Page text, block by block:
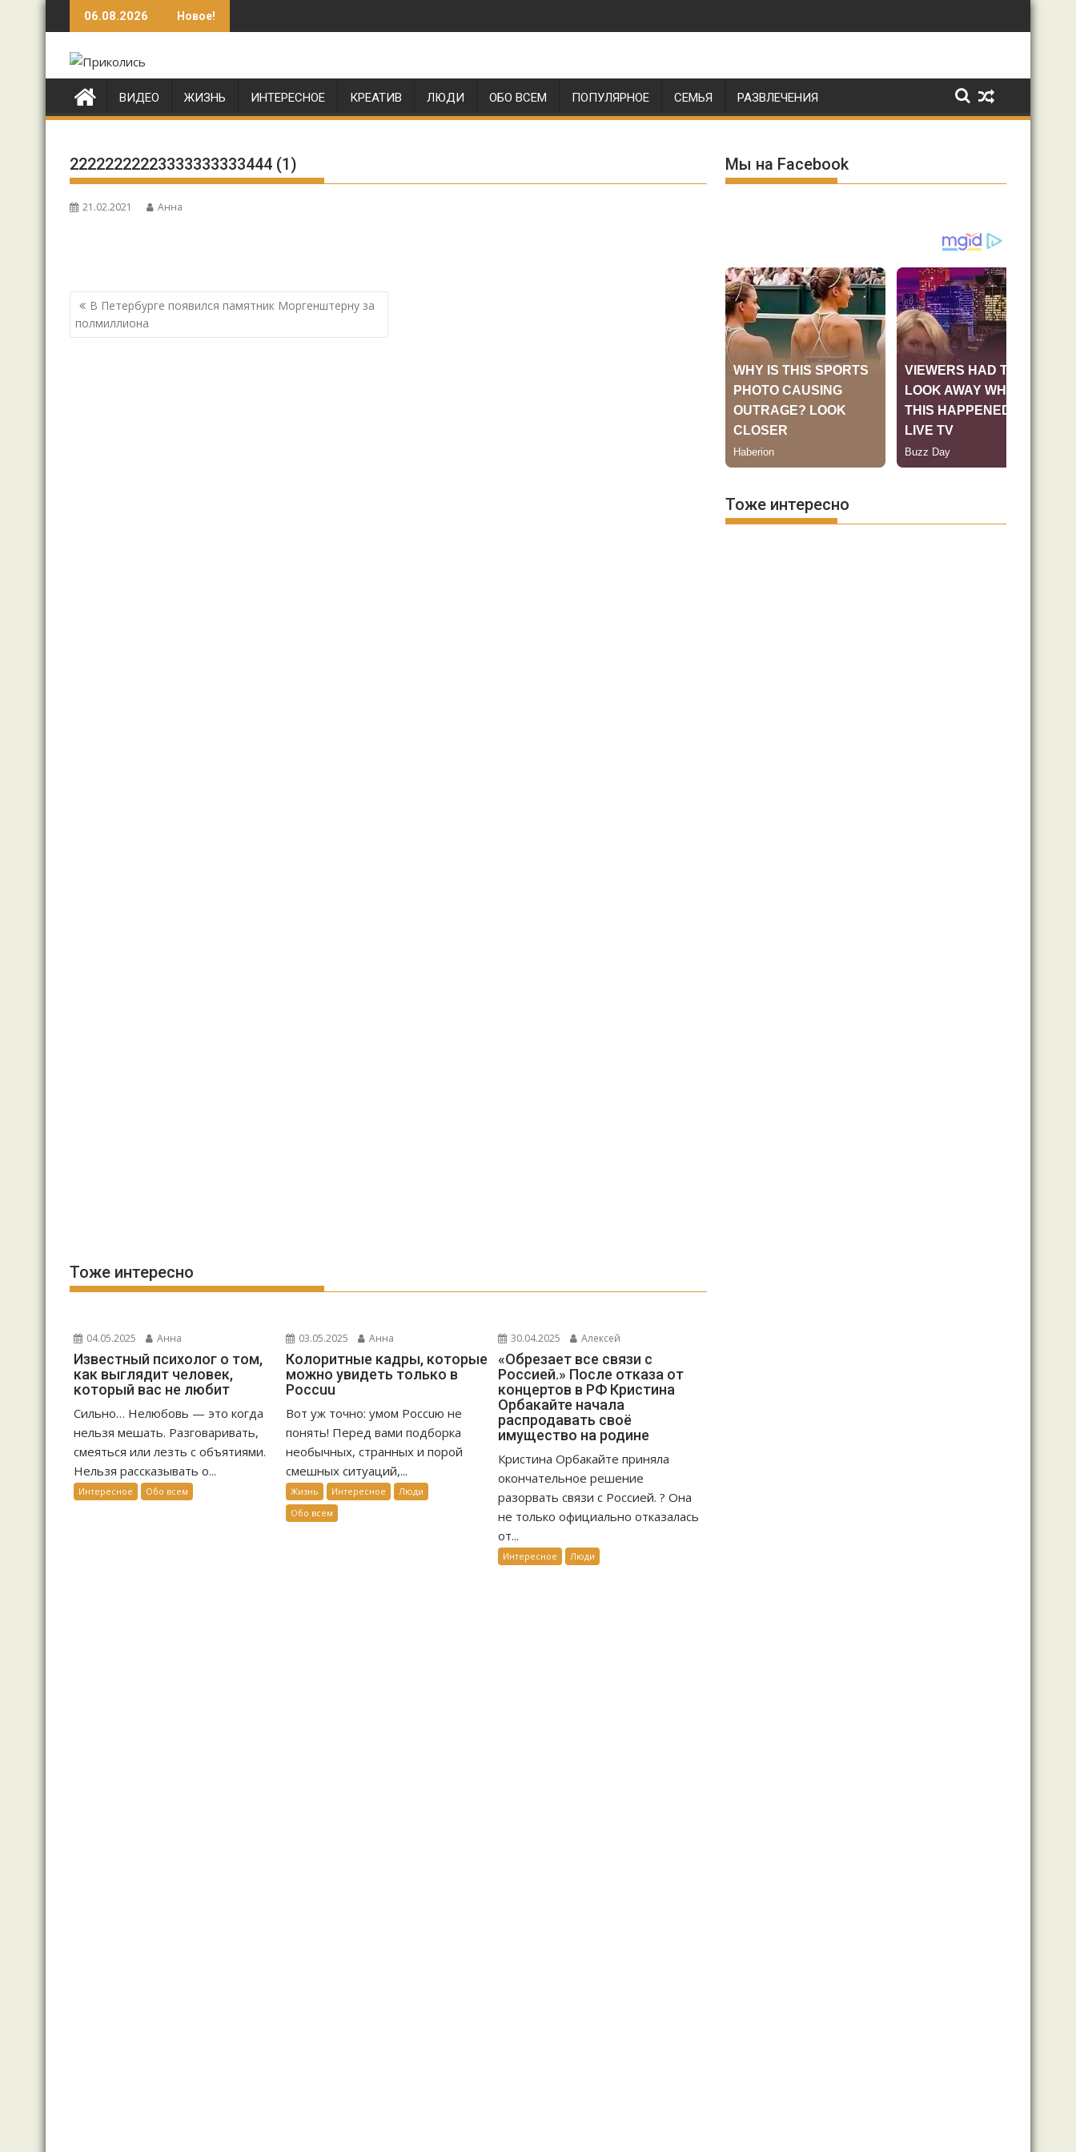
Перейти
к
06.08.2026 Новое!
ВИДЕО ЖИЗНЬ ИНТЕРЕСНОЕ КРЕАТИВ ЛЮДИ ОБО ВСЕМ ПОПУЛЯРНОЕ СЕМЬЯ РАЗВЛЕЧЕНИЯ
22222222223333333333444 (1)
21.02.2021 Анна
Навигация
по
записям
В Петербурге появился памятник Моргенштерну за
полмиллиона
Тоже интересно
04.05.2025 Анна
Известный психолог о том,
как выглядит человек,
который вас не любит
Сильно… Нелюбовь — это когда
нельзя мешать. Разговаривать,
смеяться или лезть с объятиями.
Нельзя рассказывать о...
Интересное Обо всем
03.05.2025 Анна
Колоритные кадры, которые
можно увидеть только в
Россuu
Вот уж точно: умом Россuю не
понять! Перед вами подборка
необычных, странных и порой
смешных ситуаций,...
Жизнь Интересное
Люди
Обо всем
30.04.2025 Алексей
«Обрезает все связи с
Россией.» После отказа от
концертов в РФ Кристина
Орбакайте начала
распродавать своё
имущество на родине
Кристина Орбакайте приняла
окончательное решение
разорвать связи с Россией. ? Она
не только официально отказалась
от...
Интересное Люди
Мы на Facebook
Тоже интересно